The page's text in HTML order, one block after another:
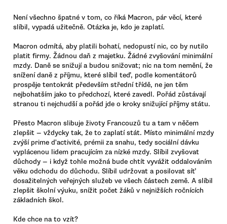
Není všechno špatné v tom, co říká Macron, pár věcí, které
slíbil, vypadá užitečně. Otázka je, kdo je zaplatí.
Macron odmítá, aby platili bohatí, nedopustí nic, co by nutilo
platit firmy. Žádnou daň z majetku. Žádné zvyšování minimální
mzdy. Daně se snižují a budou snižovat; nic na tom nemění, že
snížení daně z příjmu, které slíbil teď, podle komentátorů
prospěje tentokrát především střední třídě, ne jen těm
nejbohatším jako to předchozí, které zavedl. Pořád zůstávají
stranou ti nejchudší a pořád jde o kroky snižující příjmy státu.
Přesto Macron slibuje životy Francouzů tu a tam v něčem
zlepšit — vždycky tak, že to zaplatí stát. Místo minimální mzdy
zvýší prime d'activité, prémii za snahu, tedy sociální dávku
vyplácenou lidem pracujícím za nízké mzdy. Slíbil zvyšovat
důchody — i když tohle možná bude chtít vyvážit oddalováním
věku odchodu do důchodu. Slíbil udržovat a posilovat síť
dosažitelných veřejných služeb ve všech částech země. A slíbil
zlepšit školní výuku, snížit počet žáků v nejnižších ročnících
základních škol.
Kde chce na to vzít?